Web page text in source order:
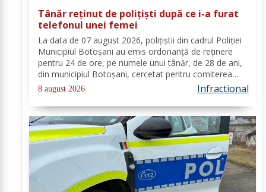
Tânăr reținut de polițiști după ce i-a furat
telefonul unei femei
La data de 07 august 2026, polițiștii din cadrul Poliției
Municipiul Botoșani au emis ordonanță de reținere
pentru 24 de ore, pe numele unui tânăr, de 28 de ani,
din municipiul Botoșani, cercetat pentru comiterea
infracțiunii de furt. În urma probatoriului administrat,
s-a stabilit faptul că, în...
8 august 2026 Infractional